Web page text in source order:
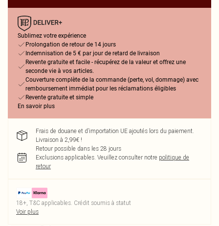
Sublimez votre expérience
Prolongation de retour de 14 jours
Indemnisation de 5 € par jour de retard de livraison
Revente gratuite et facile - récupérez de la valeur et offrez une
seconde vie à vos articles.
Couverture complète de la commande (perte, vol, dommage) avec
remboursement immédiat pour les réclamations éligibles
Revente gratuite et simple
En savoir plus
Frais de douane et d’importation UE ajoutés lors du paiement.
Livraison à 2,99€ !
Retour possible dans les 28 jours
Exclusions applicables. Veuillez consulter notre politique de
retour
18+, T&C applicables. Crédit soumis à statut
Voir plus